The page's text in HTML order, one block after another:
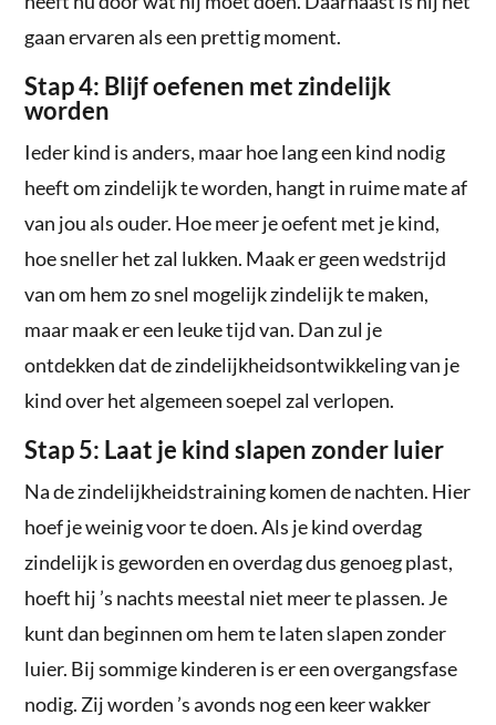
gaan ervaren als een prettig moment.
Stap 4: Blijf oefenen met zindelijk
worden
Ieder kind is anders, maar hoe lang een kind nodig
heeft om zindelijk te worden, hangt in ruime mate af
van jou als ouder. Hoe meer je oefent met je kind,
hoe sneller het zal lukken. Maak er geen wedstrijd
van om hem zo snel mogelijk zindelijk te maken,
maar maak er een leuke tijd van. Dan zul je
ontdekken dat de zindelijkheidsontwikkeling van je
kind over het algemeen soepel zal verlopen.
Stap 5: Laat je kind slapen zonder luier
Na de zindelijkheidstraining komen de nachten. Hier
hoef je weinig voor te doen. Als je kind overdag
zindelijk is geworden en overdag dus genoeg plast,
hoeft hij ’s nachts meestal niet meer te plassen. Je
kunt dan beginnen om hem te laten slapen zonder
luier. Bij sommige kinderen is er een overgangsfase
nodig. Zij worden ’s avonds nog een keer wakker